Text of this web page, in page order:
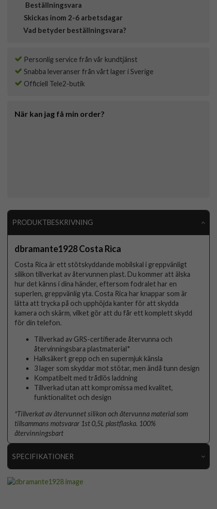
Beställningsvara
Skickas inom 2-6 arbetsdagar
Vad betyder beställningsvara?
Personlig service från vår kundtjänst
Snabba leveranser från vårt lager i Sverige
Officiell Tele2-butik
När kan jag få min order?
PRODUKTBESKRIVNING
dbramante1928 Costa Rica
Costa Rica är ett stötskyddande mobilskal i greppvänligt
silikon tillverkat av återvunnen plast. Du kommer att älska
hur det känns i dina händer, eftersom fodralet har en
superlen, greppvänlig yta. Costa Rica har knappar som är
lätta att trycka på och upphöjda kanter för att skydda
kamera och skärm, vilket gör att du får ett komplett skydd
för din telefon.
Tillverkad av GRS-certifierade återvunna och
återvinningsbara plastmaterial*
Halksäkert grepp och en supermjuk känsla
3 lager som skyddar mot stötar, men ändå tunn design
Kompatibelt med trådlös laddning
Tillverkad utan att kompromissa med kvalitet,
funktionalitet och design
*Tillverkat av återvunnet silikon och återvunna material som
tillsammans motsvarar 1st 0,5L plastflaska. 100%
återvinningsbart
SPECIFIKATIONER